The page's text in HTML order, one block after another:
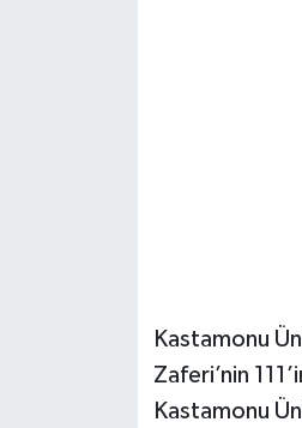
Kastamonu
Zaferi’nin
Kastamonu
Ulusal Haberler
Teknoloji Haberleri